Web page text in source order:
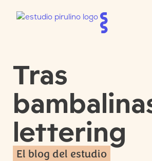
Tras
lettering
El blog del estudio